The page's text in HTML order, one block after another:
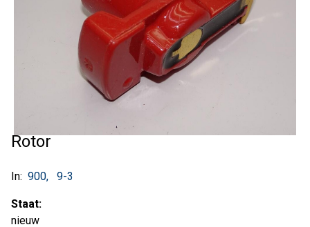
Rotor
In: 900 9-3
Staat:
nieuw